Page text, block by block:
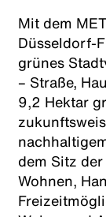
Mit dem
Düsseldorf-
grünes
– Straße,
9,2 Hektar
dem Sitz
Wohnen,